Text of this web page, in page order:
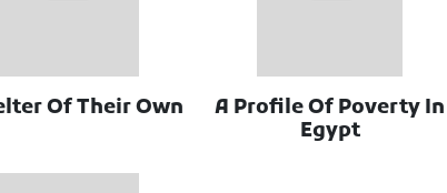
A Profile Of Poverty In
Egypt
Of Their Own